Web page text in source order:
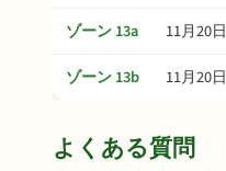
ゾーン 13a
11月20日
ゾーン 13b
11月20日
よくある質問